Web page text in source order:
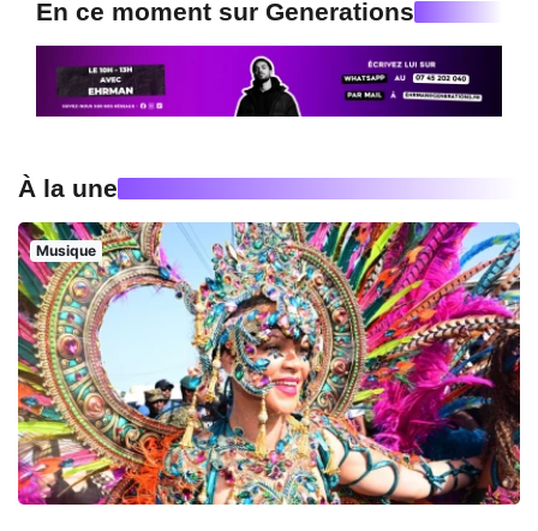
En ce moment sur Generations
À la une
Musique